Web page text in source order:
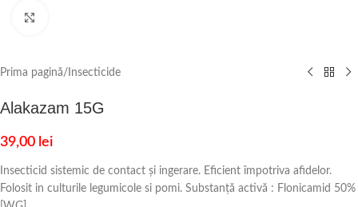
Prima pagină/ Insecticide
Alakazam 15G
39,00 lei
Insecticid sistemic de contact și ingerare. Eficient împotriva afidelor.
Folosit in culturile legumicole si pomi. Substanță activă : Flonicamid 50%